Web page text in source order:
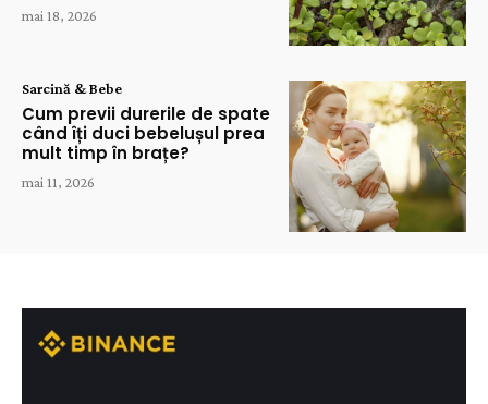
mai 18, 2026
Sarcină & Bebe
Cum previi durerile de spate
când îți duci bebelușul prea
mult timp în brațe?
mai 11, 2026